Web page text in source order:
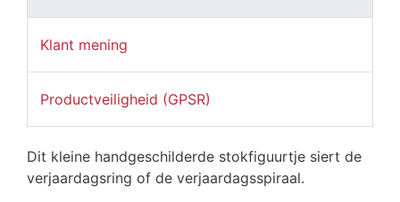
Klant mening
Productveiligheid (GPSR)
Dit kleine handgeschilderde stokfiguurtje siert de
verjaardagsring of de verjaardagsspiraal.